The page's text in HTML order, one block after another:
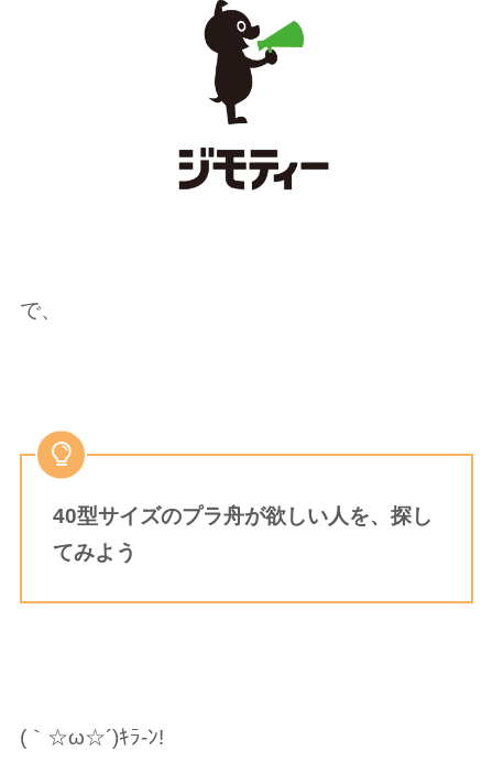
で、
40型サイズのプラ舟が欲しい人を、探し
てみよう
(｀☆︎ω☆︎´)ｷﾗ-ﾝ!